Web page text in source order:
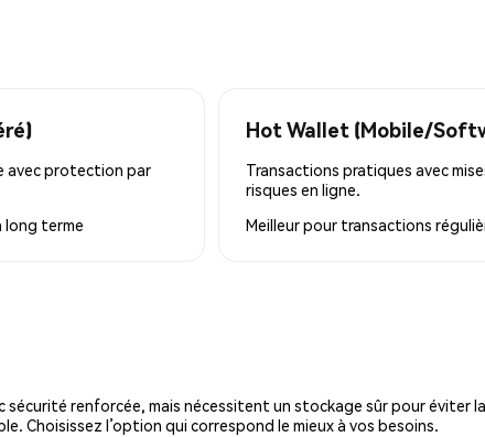
avec protection par
long terme
Hot Wallet (Mobile/
Transactions pratiques avec
risques en ligne.
Meilleur pour transactions
renforcée, mais nécessitent un stockage sûr pour éviter
Choisissez l’option qui correspond le mieux à vos besoins.